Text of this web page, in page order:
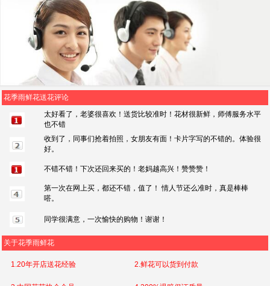
花季雨鲜花送花评论
太好看了，老婆很喜欢！送货比较准时！花材很新鲜，师傅服务水平
也不错
收到了，同事们抢着拍照，女朋友有面！卡片字写的不错的。体验很
好。
不错不错！下次还回来买的！老妈越高兴！赞赞赞！
第一次在网上买，都还不错，值了！ 情人节还么准时，真是棒棒
嗒。
同学很满意，一次愉快的购物！谢谢！
关于花季雨鲜花
1.20年开店送花经验 2.鲜花可以货到付款